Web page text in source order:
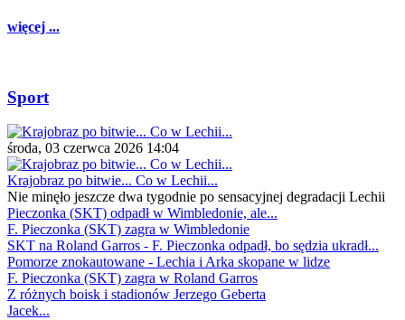
więcej ...
Sport
środa, 03 czerwca 2026 14:04
Krajobraz po bitwie... Co w Lechii...
Nie minęło jeszcze dwa tygodnie po sensacyjnej degradacji Lechii
Pieczonka (SKT) odpadł w Wimbledonie, ale...
F. Pieczonka (SKT) zagra w Wimbledonie
SKT na Roland Garros - F. Pieczonka odpadł, bo sędzia ukradł...
Pomorze znokautowane - Lechia i Arka skopane w lidze
F. Pieczonka (SKT) zagra w Roland Garros
Z różnych boisk i stadionów Jerzego Geberta
Jacek...